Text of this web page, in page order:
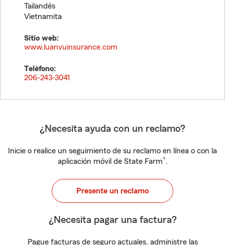
Tailandés
Vietnamita
Sitio web:
www.luanvuinsurance.com
Teléfono:
206-243-3041
¿Necesita ayuda con un reclamo?
Inicie o realice un seguimiento de su reclamo en línea o con la
aplicación móvil de State Farm®.
Presente un reclamo
¿Necesita pagar una factura?
Pague facturas de seguro actuales, administre las